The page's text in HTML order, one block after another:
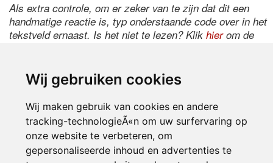
Wij gebruiken cookies
Wij maken gebruik van cookies en andere
tracking-technologieÃ«n om uw surfervaring op
onze website te verbeteren, om
gepersonaliseerde inhoud en advertenties te
Als extra controle, om er zeker van te zijn dat dit een
handmatige reactie is, typ onderstaande code over in het
tekstveld ernaast. Is het niet te lezen? Klik hierom de